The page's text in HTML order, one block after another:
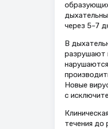
через 5–7
В
разрушают
Новые
с
течения до